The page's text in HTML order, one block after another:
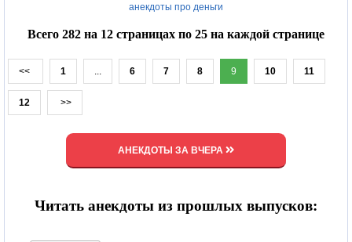
анекдоты про деньги
Всего 282 на 12 страницах по 25 на каждой странице
<< 1 ... 6 7 8 9 10 11
12 >>
АНЕКДОТЫ ЗА ВЧЕРА
Читать анекдоты из прошлых выпусков: